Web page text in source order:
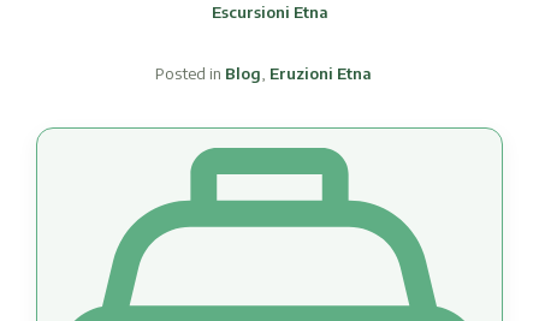
Escursioni Etna
Posted in Blog Eruzioni Etna